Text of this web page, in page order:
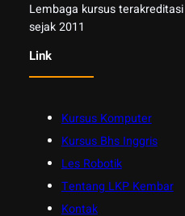
Lembaga kursus
sejak 2011
Link
Kursus Komputer
Kursus Bhs Inggris
Les Robotik
Tentang LKP Kembar
Kontak